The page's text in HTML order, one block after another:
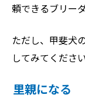
頼できるブリー
ただし、甲斐犬
してみてください
里親になる